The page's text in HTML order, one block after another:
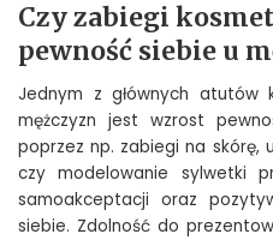
Czy zabiegi
pewność siebie u
Jednym z głównych atutów
mężczyzn jest wzrost
poprzez np. zabiegi na skórę,
czy modelowanie sylwetki
samoakceptacji oraz
siebie. Zdolność do